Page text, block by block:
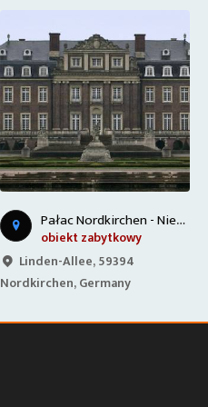
P
ałac Nordkirchen - Niemcy
obiekt zabytkowy
Linden-Allee, 59394
Nordkirchen, Germany